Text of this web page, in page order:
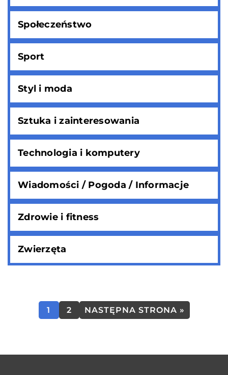
Społeczeństwo
Sport
Styl i moda
Sztuka i zainteresowania
Technologia i komputery
Wiadomości / Pogoda / Informacje
Zdrowie i fitness
Zwierzęta
1 2 NASTĘPNA STRONA »